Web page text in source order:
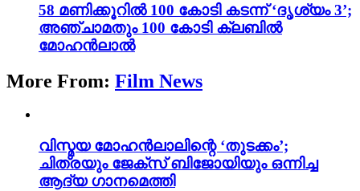
58 മണിക്കൂറിൽ 100 കോടി കടന്ന് ‘ദൃശ്യം 3’;
അഞ്ചാമതും 100 കോടി ക്ലബിൽ
മോഹൻലാൽ
More From: Film News
വിസ്മയ മോഹൻലാലിന്റെ ‘തുടക്കം’;
ചിത്രയും ജേക്സ് ബിജോയിയും ഒന്നിച്ച
ആദ്യ ഗാനമെത്തി